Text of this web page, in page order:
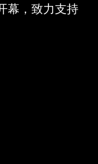
幕，致力支持